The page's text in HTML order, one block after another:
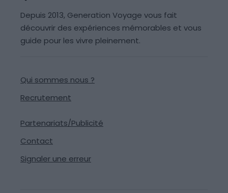
Depuis 2013, Generation Voyage vous fait
découvrir des expériences mémorables et vous
guide pour les vivre pleinement.
Qui sommes nous ?
Recrutement
Partenariats/Publicité
Contact
Signaler une erreur